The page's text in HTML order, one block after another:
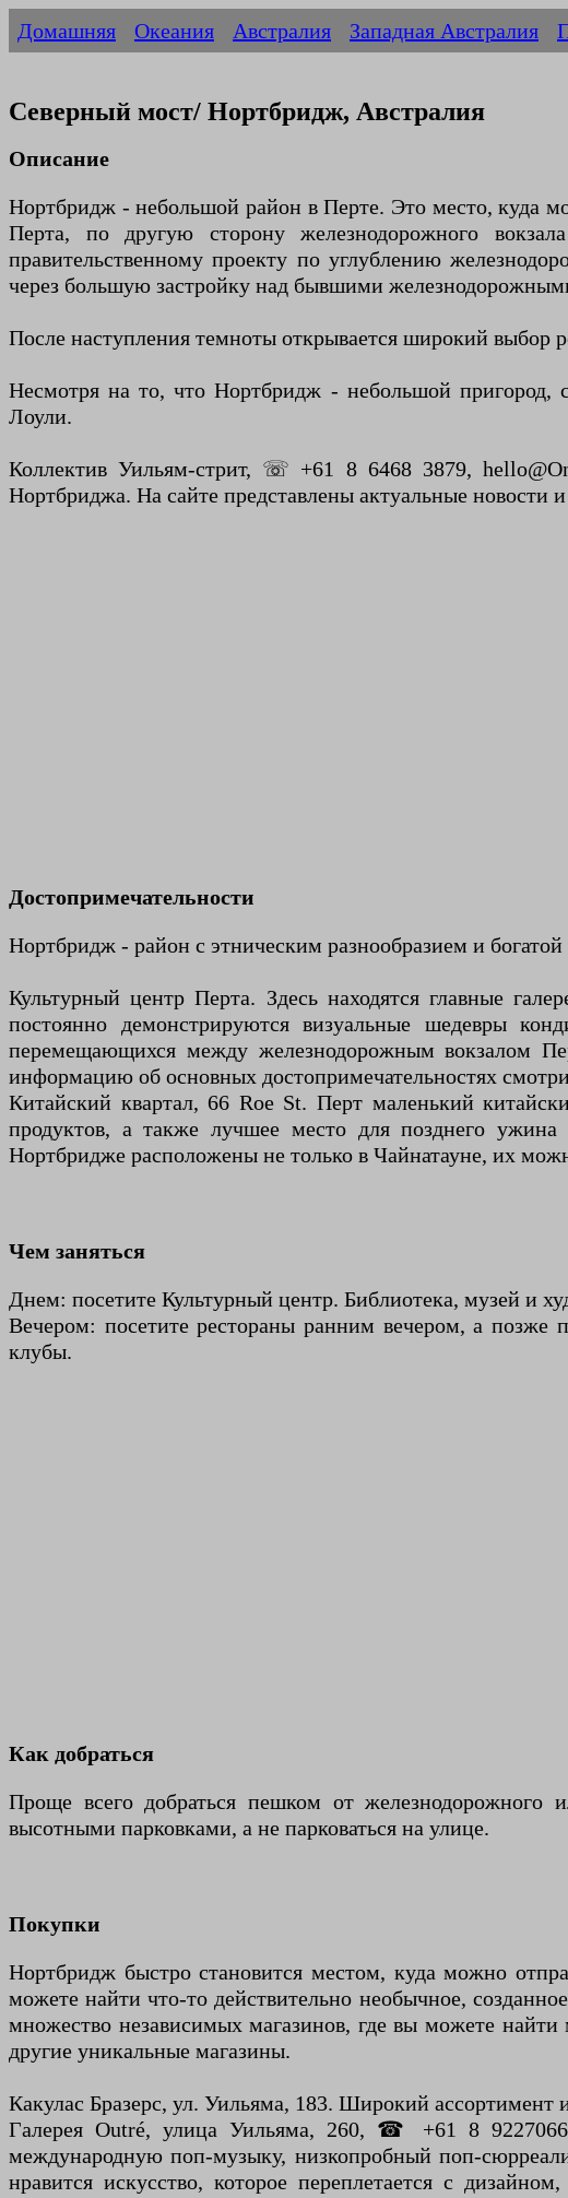
Домашняя Океания Австралия Западная Австралия
Северный мост/ Нортбридж, Австралия
Описание
Нортбридж - небольшой район в Перте. Это место, куда
Перта, по другую сторону железнодорожного
правительственному проекту по углублению
через большую застройку над бывшими
После наступления темноты открывается широкий выбор
Несмотря на то, что Нортбридж - небольшой пригород,
Лоули.
Коллектив Уильям-стрит, ☏ +61 8 6468 3879,
Нортбриджа. На сайте представлены актуальные новости
Достопримечательности
Нортбридж - район с этническим разнообразием и богатой
Культурный центр Перта. Здесь находятся главные
постоянно демонстрируются визуальные шедевры
перемещающихся между железнодорожным вокзалом
информацию об основных достопримечательностях
Китайский квартал, 66 Roe St. Перт маленький
продуктов, а также лучшее место для позднего
Нортбридже расположены не только в Чайнатауне, их
Чем заняться
Днем: посетите Культурный центр. Библиотека, музей и
Вечером: посетите рестораны ранним вечером, а позже
клубы.
Как добраться
Проще всего добраться пешком от железнодорожного
высотными парковками, а не парковаться на улице.
Покупки
Нортбридж быстро становится местом, куда можно
можете найти что-то действительно необычное,
множество независимых магазинов, где вы можете
другие уникальные магазины.
Какулас Бразерс, ул. Уильяма, 183. Широкий
Галерея Outré, улица Уильяма, 260, ☎ +61 8
международную поп-музыку, низкопробный поп-
нравится искусство, которое переплетается с